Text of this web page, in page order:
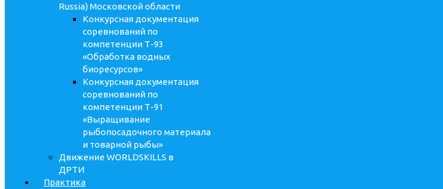
Russia) Московской области
Конкурсная документация
соревнований по
компетенции Т-93
«Обработка водных
биоресурсов»
Конкурсная документация
соревнований по
компетенции Т-91
«Выращивание
рыбопосадочного материала
и товарной рыбы»
Движение WORLDSKILLS в
ДРТИ
Практика